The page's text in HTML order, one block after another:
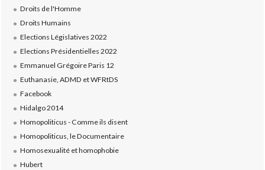
Droits de l'Homme
Droits Humains
Elections Législatives 2022
Elections Présidentielles 2022
Emmanuel Grégoire Paris 12
Euthanasie, ADMD et WFRtDS
Facebook
Hidalgo 2014
Homopoliticus - Comme ils disent
Homopoliticus, le Documentaire
Homosexualité et homophobie
Hubert